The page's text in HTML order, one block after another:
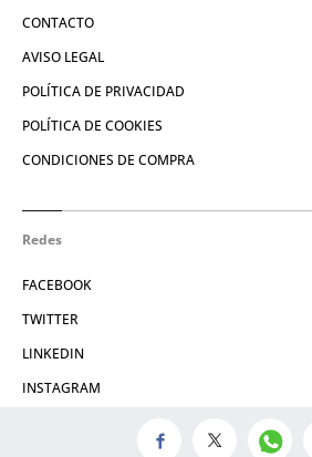
CONTACTO
AVISO LEGAL
POLÍTICA DE PRIVACIDAD
POLÍTICA DE COOKIES
CONDICIONES DE COMPRA
Redes
FACEBOOK
TWITTER
LINKEDIN
INSTAGRAM